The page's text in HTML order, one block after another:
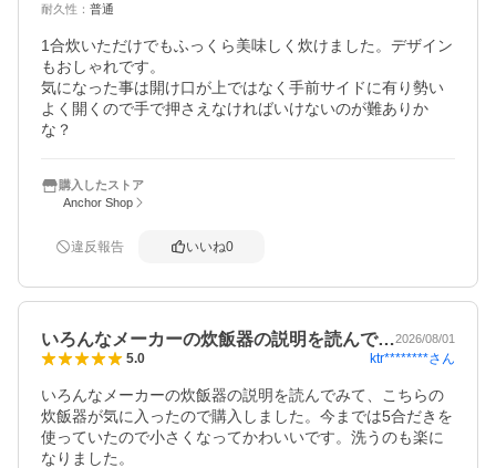
耐久性 ： 普通
1合炊いただけでもふっくら美味しく炊けました。デザイン
もおしゃれです。
気になった事は開け口が上ではなく手前サイドに有り勢い
よく開くので手で押さえなければいけないのが難ありか
な？
購入したストア
Anchor Shop
違反報告 いいね0
いろんなメーカーの炊飯器の説明を読んで…2026/08/01
5.0 ktr********さん
いろんなメーカーの炊飯器の説明を読んでみて、こちらの
炊飯器が気に入ったので購入しました。今までは5合だきを
使っていたので小さくなってかわいいです。洗うのも楽に
なりました。